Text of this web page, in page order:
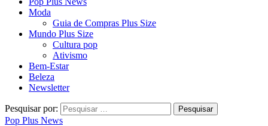
Moda
Guia de Compras Plus Size
Mundo Plus Size
Cultura pop
Ativismo
Bem-Estar
Beleza
Newsletter
Pesquisar por:
Pop Plus News